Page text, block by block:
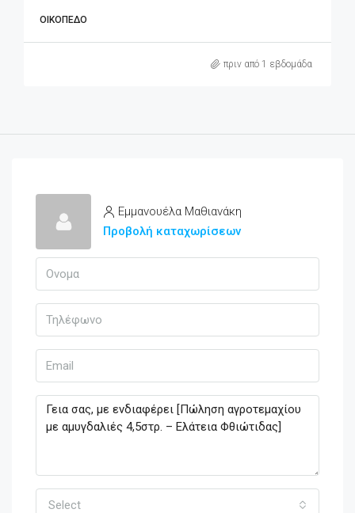
ΟΙΚΌΠΕΔΟ
πριν από 1 εβδομάδα
Εμμανουέλα Μαθιανάκη
Προβολή καταχωρίσεων
Select